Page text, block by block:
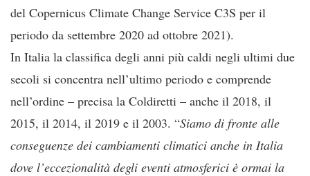
del Copernicus Climate Change Service C3S per il
periodo da settembre 2020 ad ottobre 2021).
In Italia la classifica degli anni più caldi negli ultimi due
secoli si concentra nell’ultimo periodo e comprende
nell’ordine – precisa la Coldiretti – anche il 2018, il
2015, il 2014, il 2019 e il 2003. “Siamo di fronte alle
conseguenze dei cambiamenti climatici anche in Italia
dove l’eccezionalità degli eventi atmosferici è ormai la